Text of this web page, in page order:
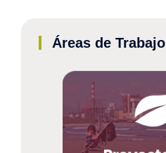
Áreas de Trabajo